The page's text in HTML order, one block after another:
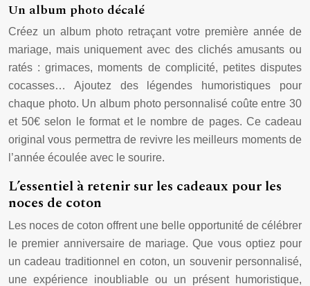
Un album photo décalé
Créez un album photo retraçant votre première année de
mariage, mais uniquement avec des clichés amusants ou
ratés : grimaces, moments de complicité, petites disputes
cocasses… Ajoutez des légendes humoristiques pour
chaque photo. Un album photo personnalisé coûte entre 30
et 50€ selon le format et le nombre de pages. Ce cadeau
original vous permettra de revivre les meilleurs moments de
l’année écoulée avec le sourire.
L’essentiel à retenir sur les cadeaux pour les
noces de coton
Les noces de coton offrent une belle opportunité de célébrer
le premier anniversaire de mariage. Que vous optiez pour
un cadeau traditionnel en coton, un souvenir personnalisé,
une expérience inoubliable ou un présent humoristique,